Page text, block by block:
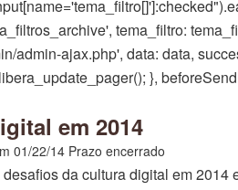
tema_filtro:
admin-ajax.php', data: data,
},
em 2014
01/22/14 Prazo encerrado
da cultura digital em 2014